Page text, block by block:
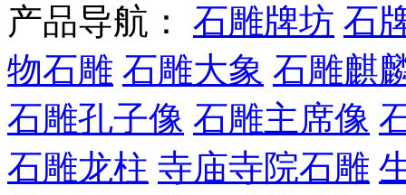
产品导航： 石雕牌坊 石
物石雕 石雕大象 石雕麒
石雕孔子像 石雕主席像
石雕龙柱 寺庙寺院石雕